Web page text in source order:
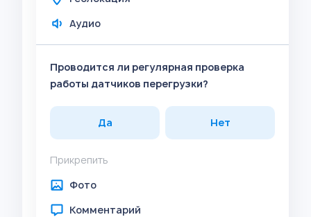
Аудио
Проводится ли регулярная проверка
работы датчиков перегрузки?
Да Нет
Прикрепить
Фото
Комментарий